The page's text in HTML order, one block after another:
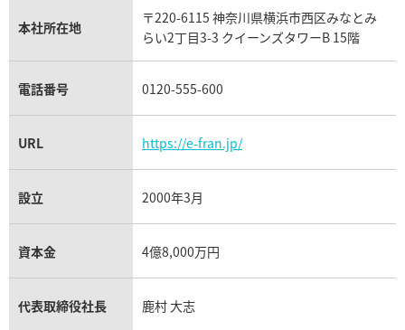
パネライ買取
チューダー（チュードル）買取
本社所在地
〒220-6115 神奈川県横浜市西区みなとみ
らい2丁目3-3 クイーンズタワーB 15階
電話番号 0120-555-600
URL https://e-fran.jp/
設立 2000年3月
資本金 4億8,000万円
代表取締役社長 鹿村 大志